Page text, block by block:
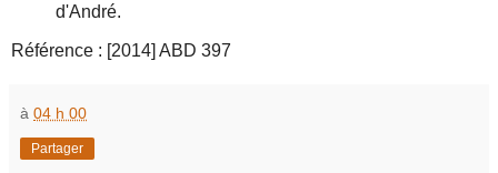
d'André.
Référence : [2014] ABD 397
à 04 h 00
Partager